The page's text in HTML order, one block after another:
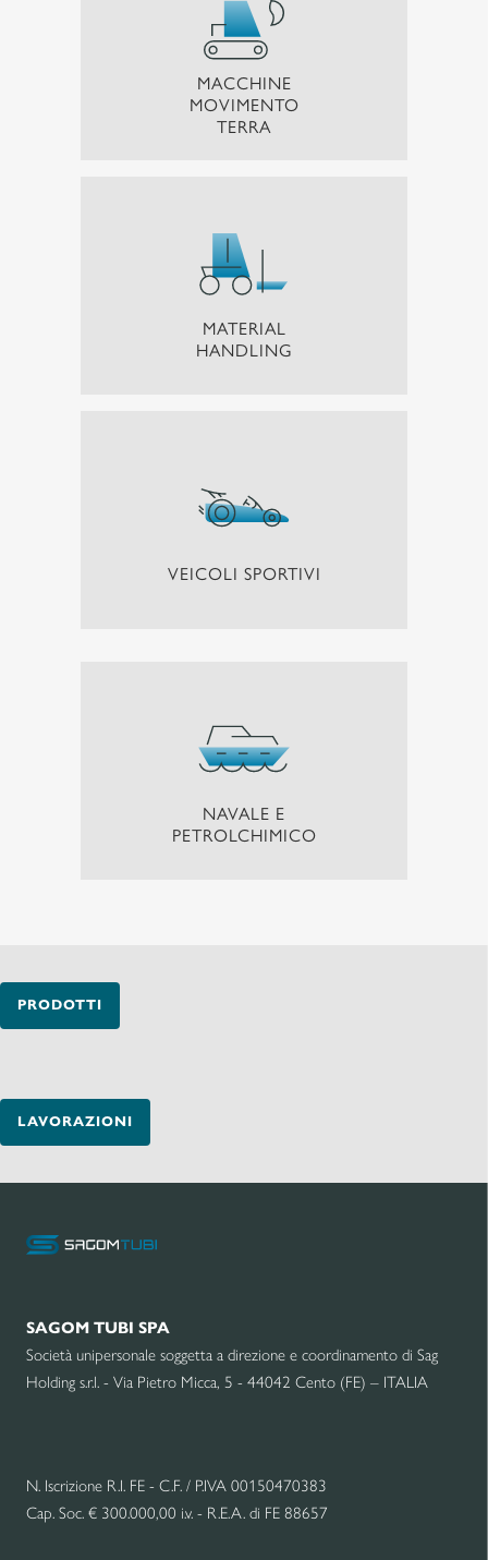
MACCHINE
MOVIMENTO
TERRA
MATERIAL
HANDLING
VEICOLI SPORTIVI
NAVALE E
PETROLCHIMICO
PRODOTTI
LAVORAZIONI
SAGOM TUBI SPA
Società unipersonale soggetta a direzione e coordinamento di Sag
Holding s.r.l. - Via Pietro Micca, 5 - 44042 Cento (FE) – ITALIA
N. Iscrizione R.I. FE - C.F. / P.IVA 00150470383
Cap. Soc. € 300.000,00 i.v. - R.E.A. di FE 88657